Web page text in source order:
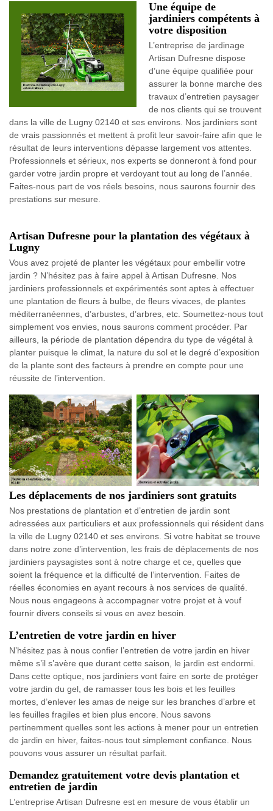
Une équipe de
jardiniers compétents à
votre disposition
L’entreprise de jardinage
Artisan Dufresne dispose
d’une équipe qualifiée pour
assurer la bonne marche des
travaux d’entretien paysager
de nos clients qui se trouvent
dans la ville de Lugny 02140 et ses environs. Nos jardiniers sont
de vrais passionnés et mettent à profit leur savoir-faire afin que le
résultat de leurs interventions dépasse largement vos attentes.
Professionnels et sérieux, nos experts se donneront à fond pour
garder votre jardin propre et verdoyant tout au long de l’année.
Faites-nous part de vos réels besoins, nous saurons fournir des
prestations sur mesure.
Artisan Dufresne pour la plantation des végétaux à
Lugny
Vous avez projeté de planter les végétaux pour embellir votre
jardin ? N’hésitez pas à faire appel à Artisan Dufresne. Nos
jardiniers professionnels et expérimentés sont aptes à effectuer
une plantation de fleurs à bulbe, de fleurs vivaces, de plantes
méditerranéennes, d’arbustes, d’arbres, etc. Soumettez-nous tout
simplement vos envies, nous saurons comment procéder. Par
ailleurs, la période de plantation dépendra du type de végétal à
planter puisque le climat, la nature du sol et le degré d’exposition
de la plante sont des facteurs à prendre en compte pour une
réussite de l’intervention.
Les déplacements de nos jardiniers sont gratuits
Nos prestations de plantation et d’entretien de jardin sont
adressées aux particuliers et aux professionnels qui résident dans
la ville de Lugny 02140 et ses environs. Si votre habitat se trouve
dans notre zone d’intervention, les frais de déplacements de nos
jardiniers paysagistes sont à notre charge et ce, quelles que
soient la fréquence et la difficulté de l’intervention. Faites de
réelles économies en ayant recours à nos services de qualité.
Nous nous engageons à accompagner votre projet et à vouf
fournir divers conseils si vous en avez besoin.
L’entretien de votre jardin en hiver
N’hésitez pas à nous confier l’entretien de votre jardin en hiver
même s’il s’avère que durant cette saison, le jardin est endormi.
Dans cette optique, nos jardiniers vont faire en sorte de protéger
votre jardin du gel, de ramasser tous les bois et les feuilles
mortes, d’enlever les amas de neige sur les branches d’arbre et
les feuilles fragiles et bien plus encore. Nous savons
pertinemment quelles sont les actions à mener pour un entretien
de jardin en hiver, faites-nous tout simplement confiance. Nous
pouvons vous assurer un résultat parfait.
Demandez gratuitement votre devis plantation et
entretien de jardin
L’entreprise Artisan Dufresne est en mesure de vous établir un